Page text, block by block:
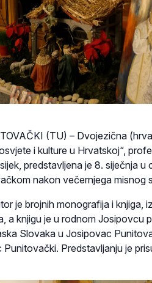
(TU) – Dvojezična
i kulture u Hrvatskoj“,
predstavljena je 8. siječnja u
nakon večernjega misnog
je brojnih monografija i knjiga,
a knjigu je u rodnom Josipovcu
Slovaka u Josipovac
Punitovački. Predstavljanju je